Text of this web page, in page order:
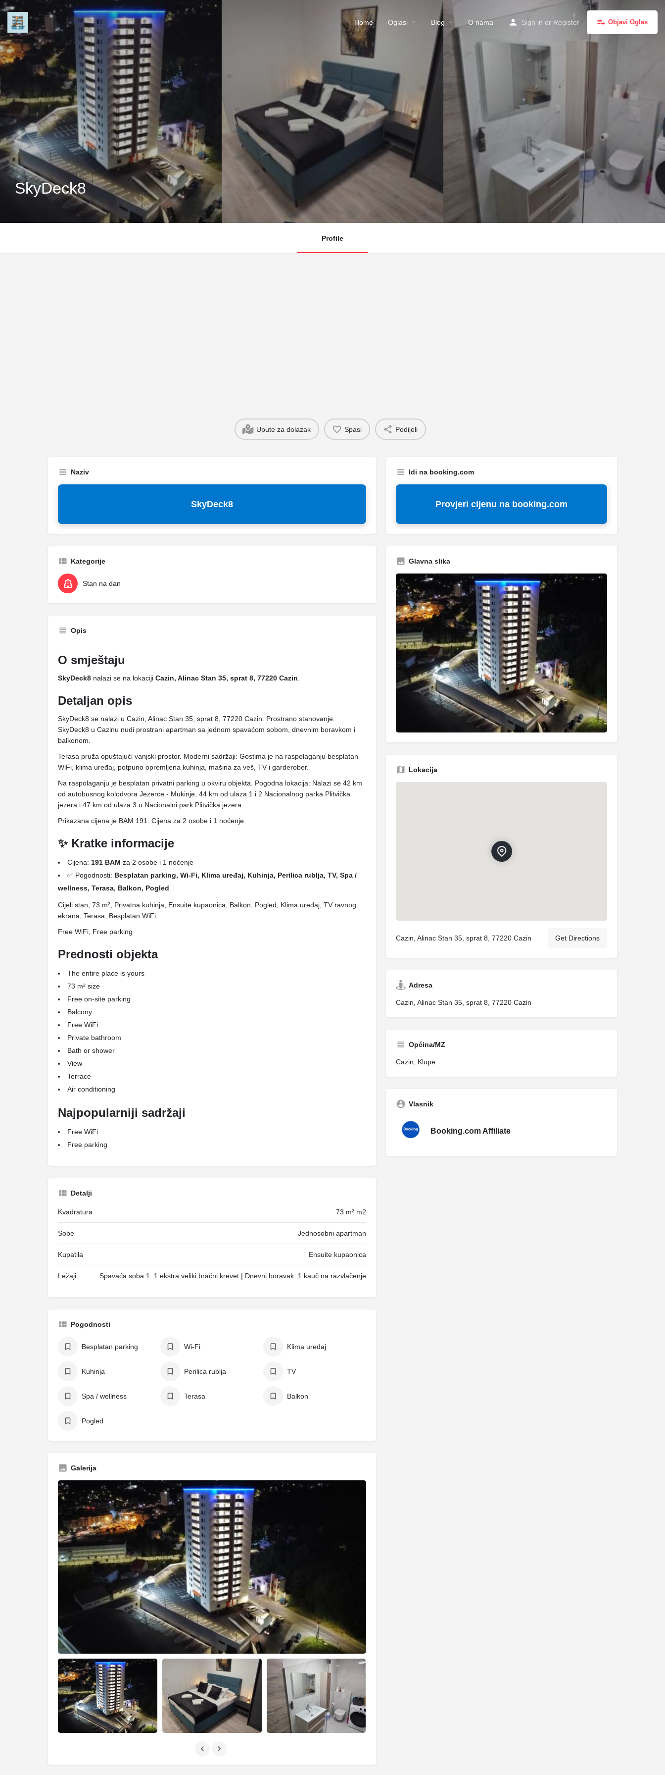
Home Oglasi Blog O nama Sign in or Register Objavi Oglas
SkyDeck8
Profile
Upute za dolazak Spasi Podijeli
Naziv
SkyDeck8
Kategorije
Stan na dan
Opis
O smještaju
SkyDeck8 nalazi se na lokaciji Cazin, Alinac Stan 35, sprat 8, 77220 Cazin
Detaljan opis
SkyDeck8 se nalazi u Cazin, Alinac Stan 35, sprat 8, 77220 Cazin. Prostrano stanovanje:
SkyDeck8 u Cazinu nudi prostrani apartman sa jednom spavaćom sobom, dnevnim boravkom i
balkonom.
Terasa pruža opuštajući vanjski prostor. Moderni sadržaji: Gostima je na raspolaganju besplatan
WiFi, klima uređaj, potpuno opremljena kuhinja, mašina za veš, TV i garderober.
Na raspolaganju je besplatan privatni parking u okviru objekta. Pogodna lokacija: Nalazi se 42 km
od autobusnog kolodvora Jezerce - Mukinje, 44 km od ulaza 1 i 2 Nacionalnog parka Plitvička
jezera i 47 km od ulaza 3 u Nacionalni park Plitvička jezera.
Prikazana cijena je BAM 191. Cijena za 2 osobe i 1 noćenje.
✨ Kratke informacije
Cijena: 191 BAM za 2 osobe i 1 noćenje
✅ Pogodnosti: Besplatan parking, Wi-Fi, Klima uređaj, Kuhinja, Perilica rublja, TV, Spa /
wellness, Terasa, Balkon, Pogled
Cijeli stan, 73 m², Privatna kuhinja, Ensuite kupaonica, Balkon, Pogled, Klima uređaj, TV ravnog
ekrana, Terasa, Besplatan WiFi
Free WiFi, Free parking
Prednosti objekta
The entire place is yours
73 m² size
Free on-site parking
Balcony
Free WiFi
Private bathroom
Bath or shower
View
Terrace
Air conditioning
Najpopularniji sadržaji
Free WiFi
Free parking
Detalji
Kvadratura 73 m² m2
Sobe Jednosobni apartman
Kupatila Ensuite kupaonica
Ležaji Spavaća soba 1: 1 ekstra veliki bračni krevet | Dnevni boravak: 1 kauč na razvlačenje
Pogodnosti
Besplatan parking Wi-Fi Klima uređaj
Kuhinja Perilica rublja TV
Spa / wellness Terasa Balkon
Pogled
Galerija
Idi na booking.com
Provjeri cijenu na booking.com
Glavna slika
Lokacija
Cazin, Alinac Stan 35, sprat 8, 77220 Cazin Get Directions
Adresa
Cazin, Alinac Stan 35, sprat 8, 77220 Cazin
Općina/MZ
Cazin, Klupe
Vlasnik
Booking.com Affiliate